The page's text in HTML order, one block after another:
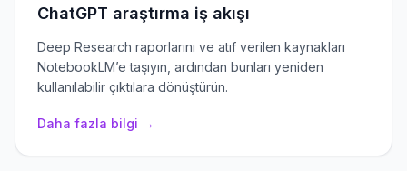
ChatGPT araştırma iş akışı
Deep Research raporlarını ve atıf verilen kaynakları
NotebookLM’e taşıyın, ardından bunları yeniden
kullanılabilir çıktılara dönüştürün.
Daha fazla bilgi →